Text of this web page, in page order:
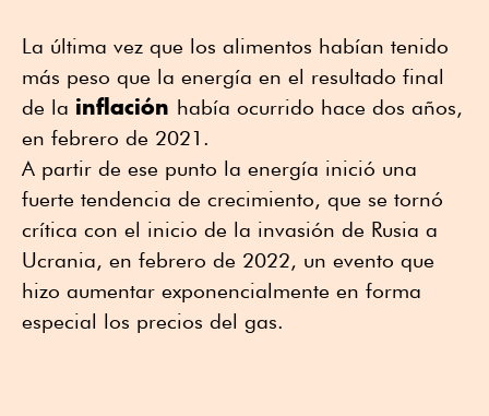
La última vez que los alimentos habían tenido
más peso que la energía en el resultado final
de la inflación había ocurrido hace dos años,
en febrero de 2021.
A partir de ese punto la energía inició una
fuerte tendencia de crecimiento, que se tornó
crítica con el inicio de la invasión de Rusia a
Ucrania, en febrero de 2022, un evento que
hizo aumentar exponencialmente en forma
especial los precios del gas.